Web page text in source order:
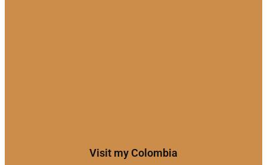
Visit my Colombia